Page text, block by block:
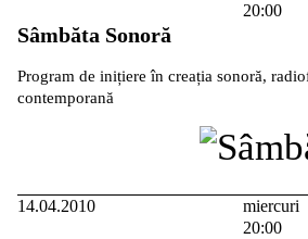
20:00
Sâmbăta Sonoră
Program de inițiere în creația sonoră,
contemporană
14.04.2010
miercuri
20:00